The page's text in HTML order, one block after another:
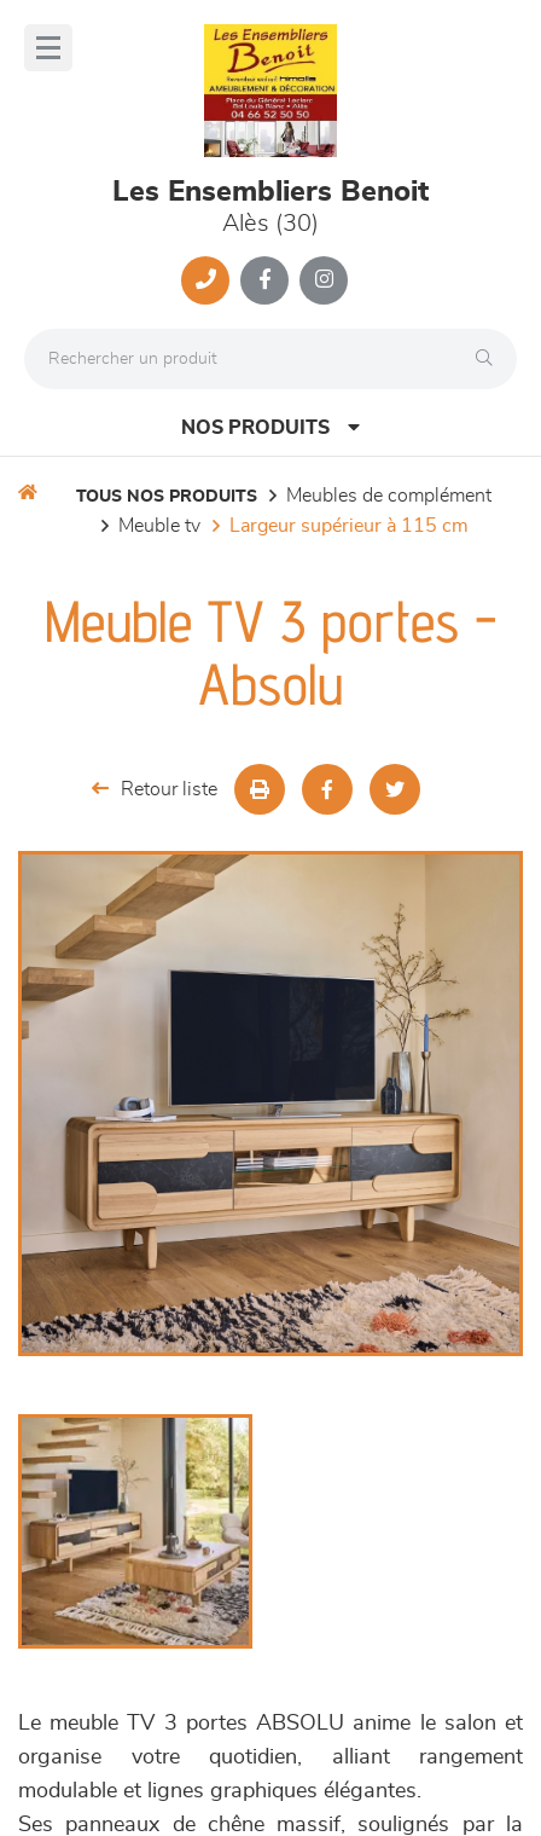
Les Ensembliers Benoit
Alès (30)
NOS PRODUITS
séjours
meubles de complément
décoration
TOUS NOS PRODUITS
meubles de complément
meuble tv
largeur supérieur à 115 cm
Meuble TV 3 portes -
Absolu
Retour liste
Le meuble TV 3 portes ABSOLU anime le salon et
organise votre quotidien, alliant rangement
modulable et lignes graphiques élégantes.
Ses panneaux de chêne massif, soulignés par la